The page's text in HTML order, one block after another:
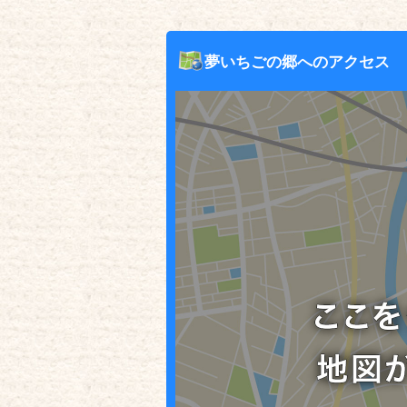
夢いちごの郷へのアクセス